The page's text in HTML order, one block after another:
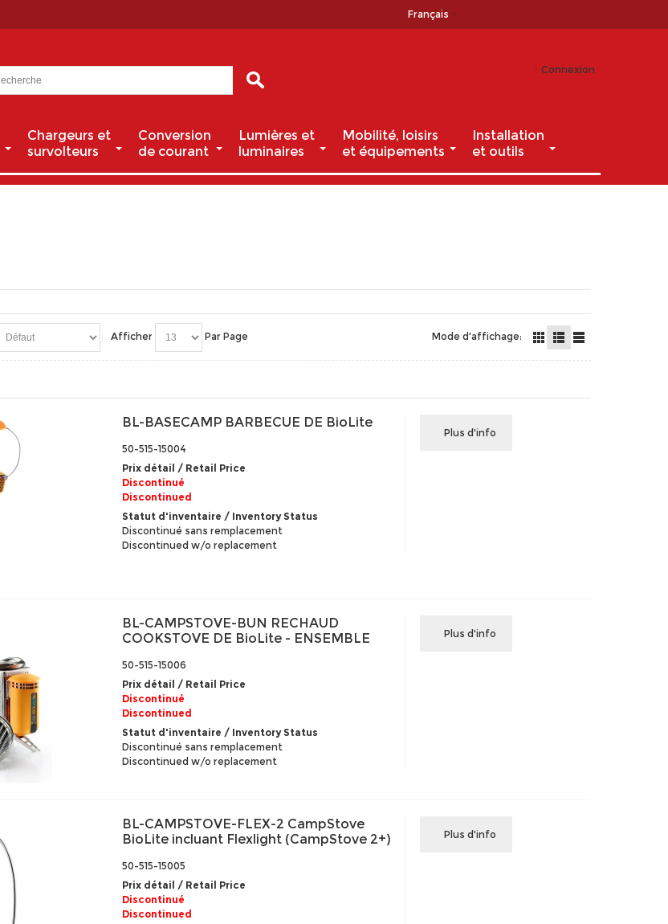
Français
Connexion
Chargeurs et
survolteurs
Conversion
de courant
Lumières et
luminaires
Mobilité, loisirs
et équipements
Installation
et outils
Afficher Par Page Mode d'affichage:
BL-BASECAMP BARBECUE DE BioLite
50-515-15004
Prix détail / Retail Price
Discontinué
Discontinued
Statut d'inventaire / Inventory Status
Discontinué sans remplacement
Discontinued w/o replacement
Plus d'info
BL-CAMPSTOVE-BUN RECHAUD
COOKSTOVE DE BioLite - ENSEMBLE
50-515-15006
Prix détail / Retail Price
Discontinué
Discontinued
Statut d'inventaire / Inventory Status
Discontinué sans remplacement
Discontinued w/o replacement
Plus d'info
BL-CAMPSTOVE-FLEX-2 CampStove
BioLite incluant Flexlight (CampStove 2+)
50-515-15005
Prix détail / Retail Price
Discontinué
Discontinued
Plus d'info